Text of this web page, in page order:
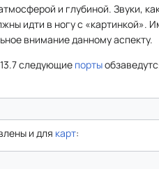
и глубиной. Звуки,
идти в ногу с «картинкой».
внимание данному аспекту.
следующие порты
и для карт: